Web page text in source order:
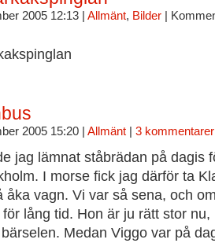
2005 12:13 | Allmänt, Bilder|
2005 15:20 | Allmänt| 3 kommentarer
jag lämnat ståbrädan på dagis
I morse fick jag därför ta
åka vagn. Vi var så sena, och
lång tid. Hon är ju rätt stor
Medan Viggo var på